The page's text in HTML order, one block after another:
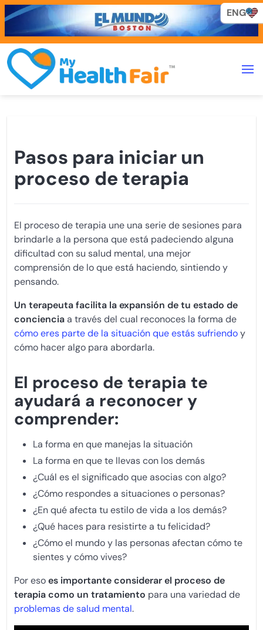
Pasos para iniciar un
proceso de terapia
El proceso de terapia une una serie de sesiones para
brindarle a la persona que está padeciendo alguna
dificultad con su salud mental, una mejor
comprensión de lo que está haciendo, sintiendo y
pensando.
Un terapeuta facilita la expansión de tu estado de
concienciaa través del cual reconoces la forma de
cómo eres parte de la situación que estás sufriendoy
cómo hacer algo para abordarla.
El proceso de terapia te
ayudará a reconocer y
comprender:
La forma en que manejas la situación
La forma en que te llevas con los demás
¿Cuál es el significado que asocias con algo?
¿Cómo respondes a situaciones o personas?
¿En qué afecta tu estilo de vida a los demás?
¿Qué haces para resistirte a tu felicidad?
¿Cómo el mundo y las personas afectan cómo te
sientes y cómo vives?
Por esoes importante considerar el proceso de
terapia como un tratamiento para una variedad de
problemas de salud mental.
ENG
ENG